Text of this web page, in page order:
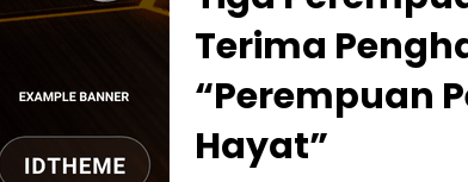
Terima
“Perempuan
Hayat”